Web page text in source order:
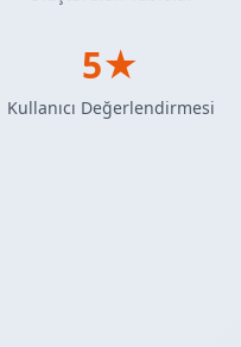
5★
Kullanıcı Değerlendirmesi